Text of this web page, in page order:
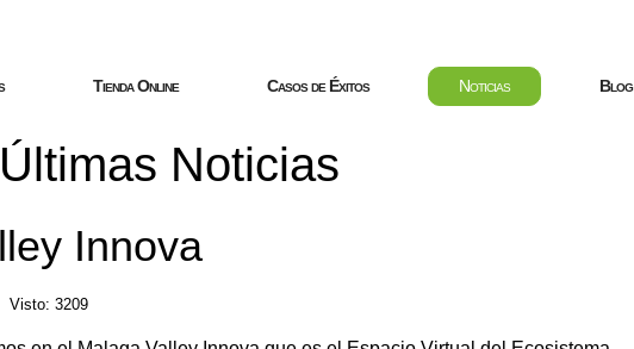
Tienda Online Casos de Éxitos Noticias Blog
Noticias
Innova
Visto: 3209